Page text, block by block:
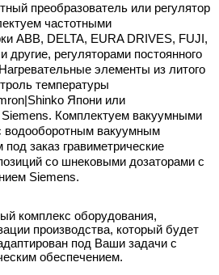
преобразователь или регулятор
частотными
ABB, DELTA, EURA DRIVES, FUJI,
другие, регуляторами постоянного
элементы из литого
температуры
Япони или
Комплектуем вакуумными
водооборотным вакуумным
заказ гравиметрические
со шнековыми дозаторами с
Siemens.
комплекс оборудования,
производства, который будет
под Ваши задачи с
обеспечением.